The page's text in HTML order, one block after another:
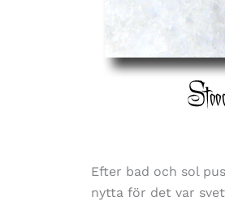
Efter bad och sol
nytta för det var